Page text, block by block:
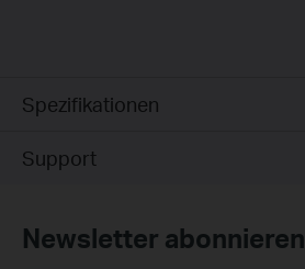
Spezifikationen
Support
Newsletter abonnieren